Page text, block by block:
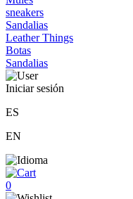
sneakers
Sandalias
Leather Things
Botas
Sandalias
Iniciar sesión
ES
EN
0